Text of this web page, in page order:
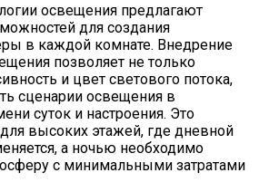
освещения предлагают
для создания
в каждой комнате. Внедрение
позволяет не только
и цвет светового потока,
сценарии освещения в
суток и настроения. Это
высоких этажей, где дневной
а ночью необходимо
с минимальными затратами